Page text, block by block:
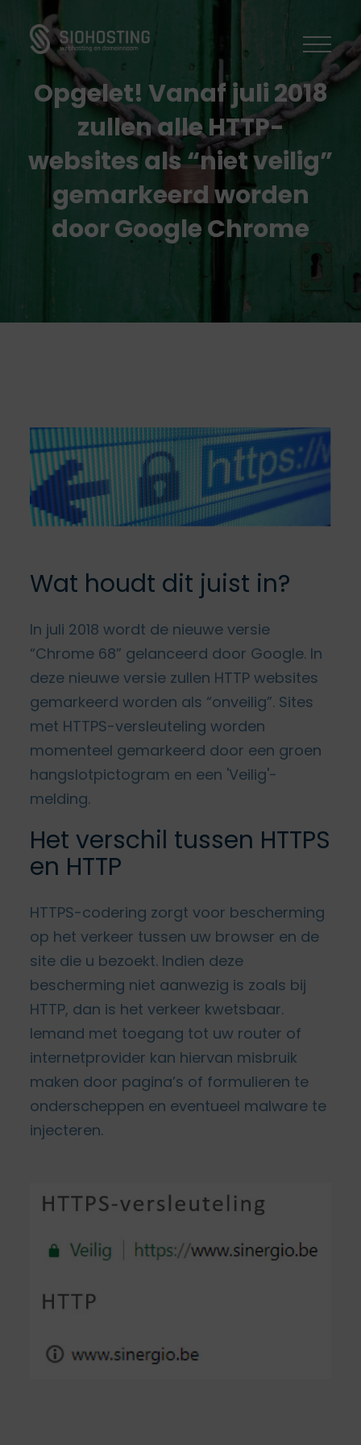
Domeinnaam
Domeinnaam
Onderhoud
Ssl Certificaten
Webhosting
Webhosting
CMS
WordPress
Joomla
Drupal
Server
Dedicated server
VPS Componenten
Support
Blog
Opgelet! Vanaf juli 2018
zullen alle HTTP-
websites als “niet veilig”
gemarkeerd worden
door Google Chrome
Wat houdt dit juist in?
In juli 2018 wordt de nieuwe versie
“Chrome 68” gelanceerd door Google. In
deze nieuwe versie zullen HTTP websites
gemarkeerd worden als “onveilig”. Sites
met HTTPS-versleuteling worden
momenteel gemarkeerd door een groen
hangslotpictogram en een 'Veilig'-
melding.
Het verschil tussen HTTPS
en HTTP
HTTPS-codering zorgt voor bescherming
op het verkeer tussen uw browser en de
site die u bezoekt. Indien deze
bescherming niet aanwezig is zoals bij
HTTP, dan is het verkeer kwetsbaar.
Iemand met toegang tot uw router of
internetprovider kan hiervan misbruik
maken door pagina’s of formulieren te
onderscheppen en eventueel malware te
injecteren.